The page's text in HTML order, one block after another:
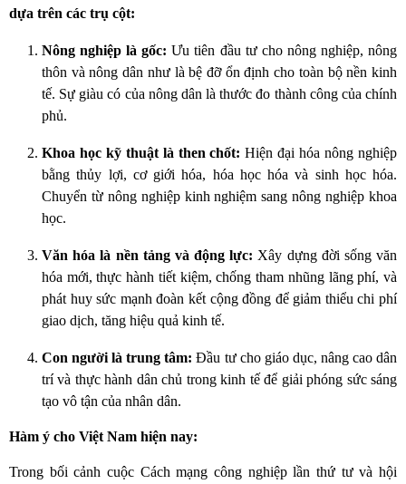
dựa trên các trụ cột:
Nông nghiệp là gốc: Ưu tiên đầu tư cho nông nghiệp, nông
thôn và nông dân như là bệ đỡ ổn định cho toàn bộ nền kinh
tế. Sự giàu có của nông dân là thước đo thành công của chính
phủ.
Khoa học kỹ thuật là then chốt: Hiện đại hóa nông nghiệp
bằng thủy lợi, cơ giới hóa, hóa học hóa và sinh học hóa.
Chuyển từ nông nghiệp kinh nghiệm sang nông nghiệp khoa
học.
Văn hóa là nền tảng và động lực: Xây dựng đời sống văn
hóa mới, thực hành tiết kiệm, chống tham nhũng lãng phí, và
phát huy sức mạnh đoàn kết cộng đồng để giảm thiểu chi phí
giao dịch, tăng hiệu quả kinh tế.
Con người là trung tâm: Đầu tư cho giáo dục, nâng cao dân
trí và thực hành dân chủ trong kinh tế để giải phóng sức sáng
tạo vô tận của nhân dân.
Hàm ý cho Việt Nam hiện nay:
Trong bối cảnh cuộc Cách mạng công nghiệp lần thứ tư và hội